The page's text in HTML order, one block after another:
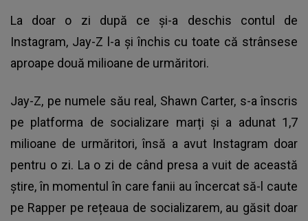
La doar o zi după ce și-a deschis contul de
Instagram, Jay-Z l-a și închis cu toate că strânsese
aproape două milioane de urmăritori.
Jay-Z, pe numele său real, Shawn Carter, s-a înscris
pe platforma de socializare marți și a adunat 1,7
milioane de urmăritori, însă a avut Instagram doar
pentru o zi. La o zi de când presa a vuit de această
știre, în momentul în care fanii au încercat să-l caute
pe Rapper pe rețeaua de socializarem, au găsit doar